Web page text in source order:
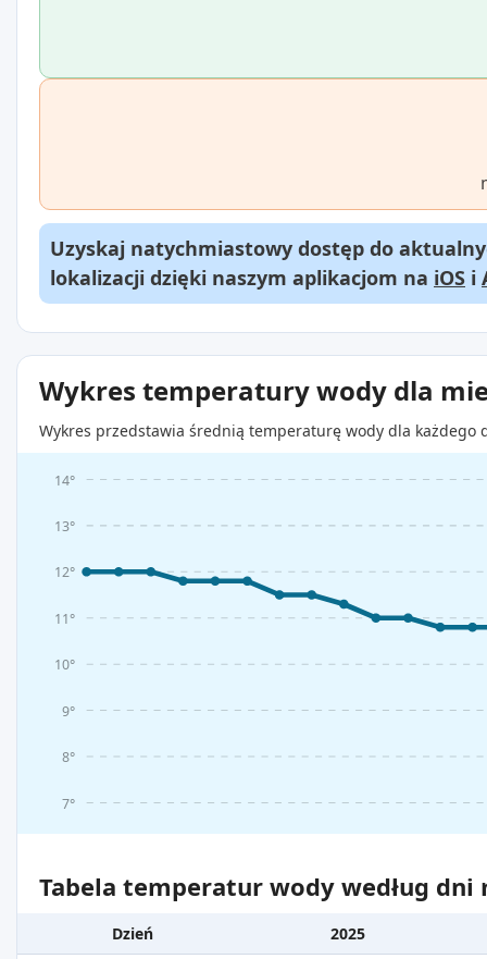
Uzyskaj natychmiastowy dostęp do
lokalizacji dzięki naszym aplikacjom na iOS i
Wykres temperatury wody dla
Wykres przedstawia średnią temperaturę wody dla
7°
8°
9°
10°
11°
12°
13°
14°
Tabela temperatur wody według dni
Dzień
2025